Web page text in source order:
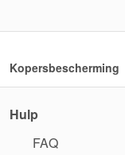
Kopersbescherming
Hulp
FAQ